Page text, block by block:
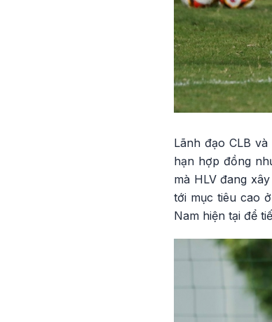
Lãnh đạo CLB
hạn hợp đồng
mà HLV đang
tới mục tiêu cao
Nam hiện tại để